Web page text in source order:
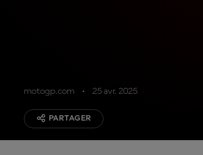
motogp.com 25 avr. 2025
PARTAGER